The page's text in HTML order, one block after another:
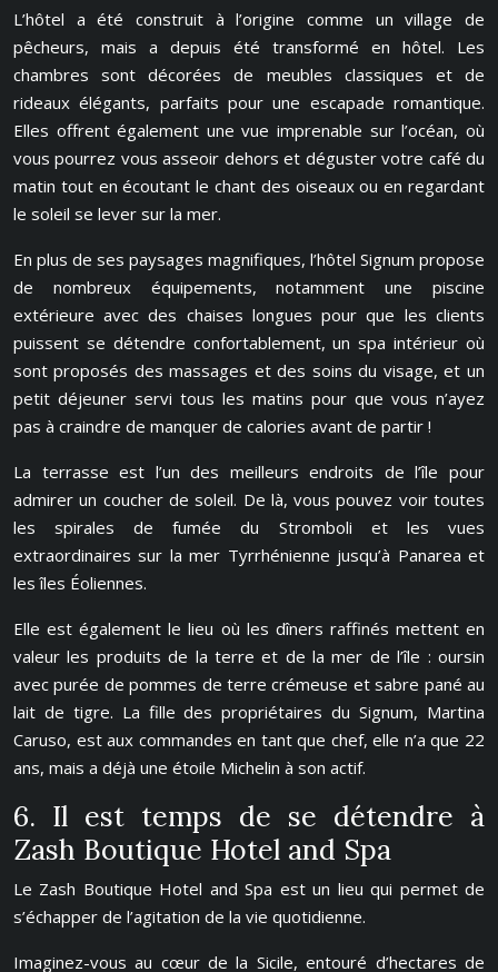
L’hôtel a été construit à l’origine comme un village de
pêcheurs, mais a depuis été transformé en hôtel. Les
chambres sont décorées de meubles classiques et de
rideaux élégants, parfaits pour une escapade romantique.
Elles offrent également une vue imprenable sur l’océan, où
vous pourrez vous asseoir dehors et déguster votre café du
matin tout en écoutant le chant des oiseaux ou en regardant
le soleil se lever sur la mer.
En plus de ses paysages magnifiques, l’hôtel Signum propose
de nombreux équipements, notamment une piscine
extérieure avec des chaises longues pour que les clients
puissent se détendre confortablement, un spa intérieur où
sont proposés des massages et des soins du visage, et un
petit déjeuner servi tous les matins pour que vous n’ayez
pas à craindre de manquer de calories avant de partir !
La terrasse est l’un des meilleurs endroits de l’île pour
admirer un coucher de soleil. De là, vous pouvez voir toutes
les spirales de fumée du Stromboli et les vues
extraordinaires sur la mer Tyrrhénienne jusqu’à Panarea et
les îles Éoliennes.
Elle est également le lieu où les dîners raffinés mettent en
valeur les produits de la terre et de la mer de l’île : oursin
avec purée de pommes de terre crémeuse et sabre pané au
lait de tigre. La fille des propriétaires du Signum, Martina
Caruso, est aux commandes en tant que chef, elle n’a que 22
ans, mais a déjà une étoile Michelin à son actif.
6. Il est temps de se détendre à
Zash Boutique Hotel and Spa
Le Zash Boutique Hotel and Spa est un lieu qui permet de
s’échapper de l’agitation de la vie quotidienne.
Imaginez-vous au cœur de la Sicile, entouré d’hectares de